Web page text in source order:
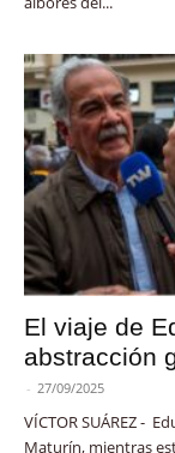
El viaje de
abstracción
- 27/09/2025
VÍCTOR SUÁREZ -
Maturín, mientras